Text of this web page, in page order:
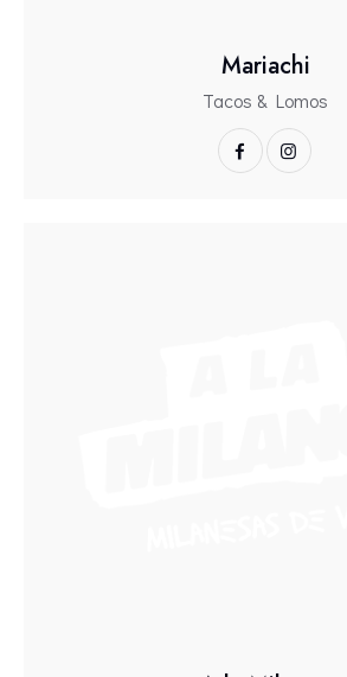
Mariachi
Tacos & Lomos